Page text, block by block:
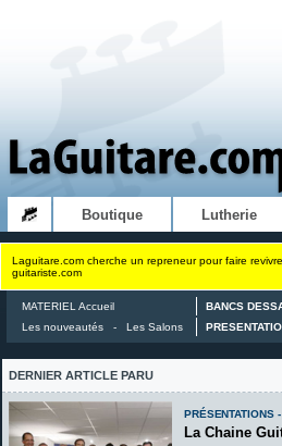
Boutique Lutherie
Laguitare.com cherche un repreneur pour faire
guitariste.com
MATERIEL Accueil BANCS
Les nouveautés
- Les Salons
DERNIER ARTICLE PARU
PRÉSENTATIONS
La Chaine